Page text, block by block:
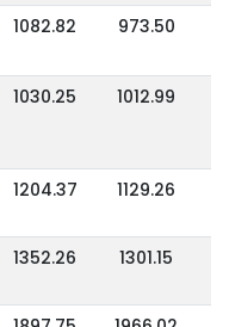
1082.82 973.50
1030.25 1012.99
1204.37 1129.26
1352.26 1301.15